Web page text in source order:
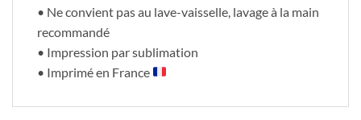
• Ne convient pas au lave-vaisselle, lavage à la main
recommandé
• Impression par sublimation
• Imprimé en France